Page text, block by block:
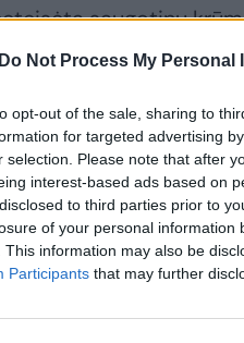
Do Not Process My Personal
opt-out of the sale, sharing to
for targeted advertising
selection. Please note that after
interest-based ads based on
to third parties prior to
of your personal information
This information may also be
Participants that may further
saugotinų
triskart.
nusižengimų
eurų bauda
šiuo metu
eurų bauda
sunaikinimą, o už